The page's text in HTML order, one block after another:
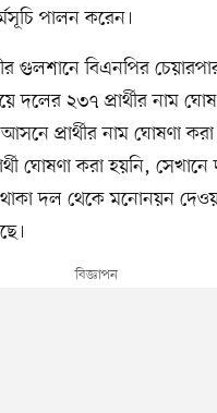
পালন করেন।
গুলশানে বিএনপির
দলের ২৩৭ প্রার্থীর নাম
প্রার্থীর নাম ঘোষণা
ঘোষণা করা হয়নি, সেখানে
দল থেকে মনোনয়ন